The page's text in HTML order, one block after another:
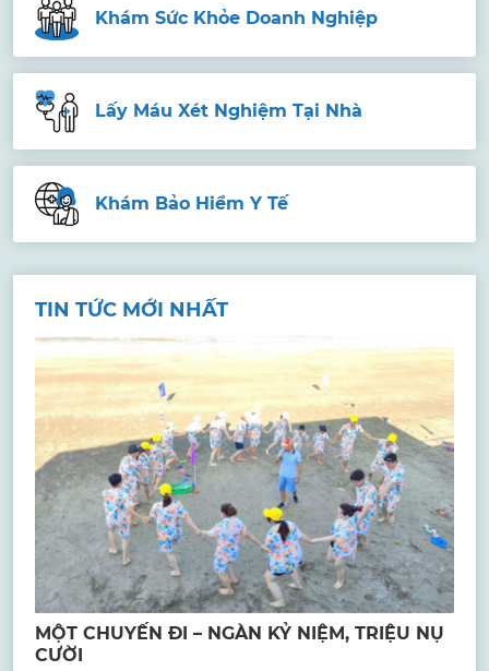
Khám Sức Khỏe Doanh Nghiệp
Lấy Máu Xét Nghiệm Tại Nhà
Khám Bảo Hiểm Y Tế
TIN TỨC MỚI NHẤT
MỘT CHUYẾN ĐI – NGÀN KỶ NIỆM, TRIỆU NỤ
CƯỜI